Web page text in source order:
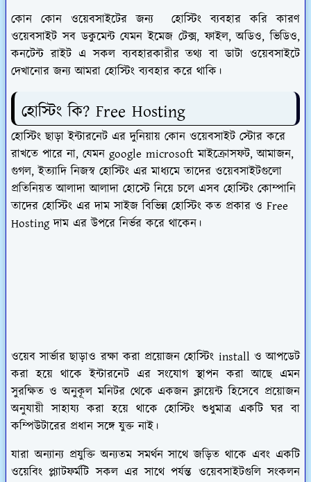
কোন কোন ওয়েবসাইটের জন্য হোস্টিং ব্যবহার করি কারণ
ওয়েবসাইট সব ডকুমেন্ট যেমন ইমেজ টেক্স, ফাইল, অডিও, ভিডিও,
কনটেন্ট রাইট এ সকল ব্যবহারকারীর তথ্য বা ডাটা ওয়েবসাইটে
দেখানোর জন্য আমরা হোস্টিং ব্যবহার করে থাকি।
হোস্টিং কি? Free Hosting
হোস্টিং ছাড়া ইন্টারনেট এর দুনিয়ায় কোন ওয়েবসাইট স্টোর করে
রাখতে পারে না, যেমন google microsoft মাইক্রোসফট, আমাজন,
গুগল, ইত্যাদি নিজস্ব হোস্টিং এর মাধ্যমে তাদের ওয়েবসাইটগুলো
প্রতিনিয়ত আলাদা আলাদা হোস্টে নিয়ে চলে এসব হোস্টিং কোম্পানি
তাদের হোস্টিং এর দাম সাইজ বিভিন্ন হোস্টিং কত প্রকার ও Free
Hostingদাম এর উপরে নির্ভর করে থাকেন।
ওয়েব সার্ভার ছাড়াও রক্ষা করা প্রয়োজন হোস্টিং install ও আপডেট
করা হয়ে থাকে ইন্টারনেট এর সংযোগ স্থাপন করা আছে এমন
সুরক্ষিত ও অনুকূল মনিটর থেকে একজন ক্লায়েন্ট হিসেবে প্রয়োজন
অনুযায়ী সাহায্য করা হয়ে থাকে হোস্টিং শুধুমাত্র একটি ঘর বা
কম্পিউটারের প্রধান সঙ্গে যুক্ত নাই।
যারা অন্যান্য প্রযুক্তি অন্যতম সমর্থন সাথে জড়িত থাকে এবং একটি
ওয়েবিং প্ল্যাটফর্মটি সকল এর সাথে পর্যন্ত ওয়েবসাইটগুলি সংকলন